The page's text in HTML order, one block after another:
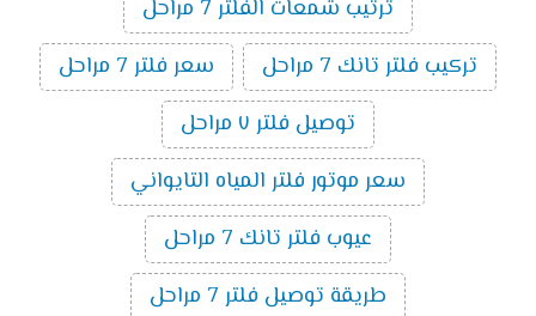
ترتيب شمعات الفلتر 7 مراحل
تركيب فلتر تانك 7 مراحل
سعر فلتر 7 مراحل
توصيل فلتر ٧ مراحل
سعر موتور فلتر المياه التايواني
عيوب فلتر تانك 7 مراحل
طريقة توصيل فلتر 7 مراحل